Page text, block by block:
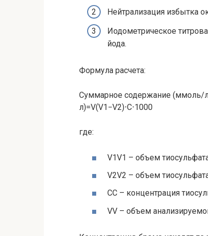
Нейтрализация избытка
Иодометрическое
йода.
Формула расчета:
Суммарное содержание (ммоль/
л)=V(V1−V2)⋅C⋅1000
где:
V1V1 – объем
V2V2 – объем
CC – концентрация
VV – объем